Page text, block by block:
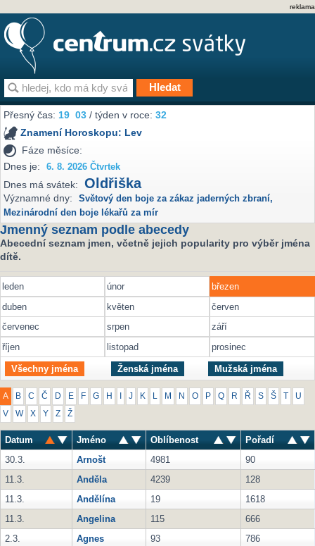
reklama
Přesný čas:19 03 / týden v roce:32
Znamení Horoskopu: Lev
Fáze měsíce:
Dnes je:
6. 8. 2026 Čtvrtek
Dnes má svátek: Oldřiška
Významné dny: Světový den boje za zákaz jaderných zbraní,
Mezinárodní den boje lékařů za mír
Jmenný seznam podle abecedy
Abecední seznam jmen, včetně jejich popularity pro výběr jména
dítě.
leden únor
březen
duben
květen
červen
červenec
srpen
září
říjen
listopad prosinec
Všechny jména Ženská jména Mužská jména
A B C Č D E F G H J K M N O P Q R Ř S Š U
V W X Y Z Ž
Datum Jméno Oblíbenost
Pořadí
30.3.
Arnošt 4981
90
11.3.
Anděla 4239
128
11.3.
Andělína 19
1618
11.3.
Angelina 115
666
2.3.
Agnes 93
786